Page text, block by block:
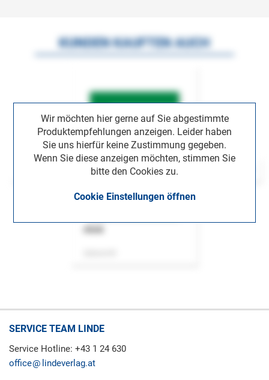
Wir möchten hier gerne auf Sie abgestimmte
Produktempfehlungen anzeigen. Leider haben
Sie uns hierfür keine Zustimmung gegeben.
Wenn Sie diese anzeigen möchten, stimmen Sie
bitte den Cookies zu.
Cookie Einstellungen öffnen
KUNDEN KAUFTEN AUCH
SERVICE TEAM LINDE
Service Hotline: +43 1 24 630
office
lindeverlag.at